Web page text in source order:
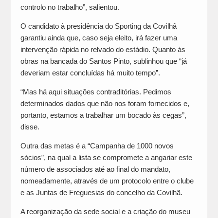
controlo no trabalho”, salientou.
O candidato à presidência do Sporting da Covilhã
garantiu ainda que, caso seja eleito, irá fazer uma
intervenção rápida no relvado do estádio. Quanto às
obras na bancada do Santos Pinto, sublinhou que “já
deveriam estar concluídas há muito tempo”.
“Mas há aqui situações contraditórias. Pedimos
determinados dados que não nos foram fornecidos e,
portanto, estamos a trabalhar um bocado às cegas”,
disse.
Outra das metas é a “Campanha de 1000 novos
sócios”, na qual a lista se compromete a angariar este
número de associados até ao final do mandato,
nomeadamente, através de um protocolo entre o clube
e as Juntas de Freguesias do concelho da Covilhã.
A reorganização da sede social e a criação do museu